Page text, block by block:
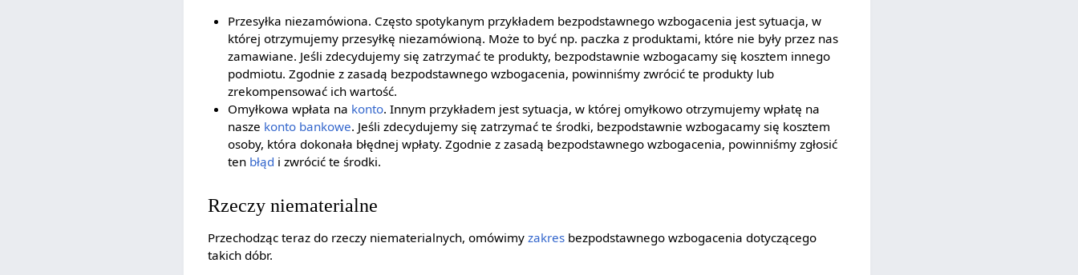
Przesyłka niezamówiona. Często spotykanym przykładem bezpodstawnego wzbogacenia jest sytuacja, w
której otrzymujemy przesyłkę niezamówioną. Może to być np. paczka z produktami, które nie były przez nas
zamawiane. Jeśli zdecydujemy się zatrzymać te produkty, bezpodstawnie wzbogacamy się kosztem innego
podmiotu. Zgodnie z zasadą bezpodstawnego wzbogacenia, powinniśmy zwrócić te produkty lub
zrekompensować ich wartość.
Omyłkowa wpłata na konto. Innym przykładem jest sytuacja, w której omyłkowo otrzymujemy wpłatę na
nasze konto bankowe. Jeśli zdecydujemy się zatrzymać te środki, bezpodstawnie wzbogacamy się kosztem
osoby, która dokonała błędnej wpłaty. Zgodnie z zasadą bezpodstawnego wzbogacenia, powinniśmy zgłosić
ten błąd i zwrócić te środki.
Rzeczy niematerialne
Przechodząc teraz do rzeczy niematerialnych, omówimyzakres bezpodstawnego wzbogacenia dotyczącego
takich dóbr.